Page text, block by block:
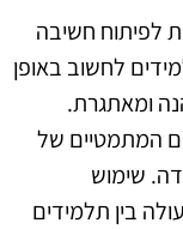
לפיתוח חשיבה
לחשוב באופן
ומאתגרת.
המתמטיים של
שימוש
בין תלמידים